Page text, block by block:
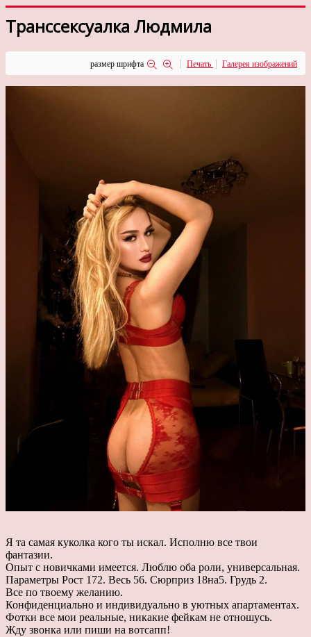
Транссексуалка Людмила
размер шрифта Печать Галерея изображений
Я та самая куколка кого ты искал. Исполню все твои
фантазии.
Опыт с новичками имеется. Люблю оба роли, универсальная.
Параметры Рост 172. Весь 56. Сюрприз 18на5. Грудь 2.
Все по твоему желанию.
Конфиденциально и индивидуально в уютных апартаментах.
Фотки все мои реальные, никакие фейкам не отношусь.
Жду звонка или пиши на вотсапп!